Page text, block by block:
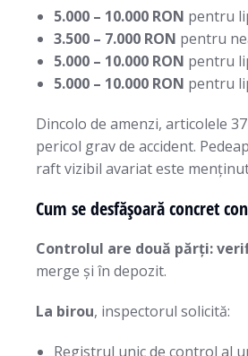
5.000 – 10.000 RON pentru
3.500 – 7.000 RON pentru
5.000 – 10.000 RON pentru
5.000 – 10.000 RON pentru
Dincolo de amenzi, articolele
pericol grav de accident.
raft vizibil avariat este
Cum se desfășoară concret
Controlul are două părți:
merge și în depozit.
La birou, inspectorul solicită:
Registrul unic de control al